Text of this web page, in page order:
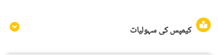
کیمپس کی سہولیات